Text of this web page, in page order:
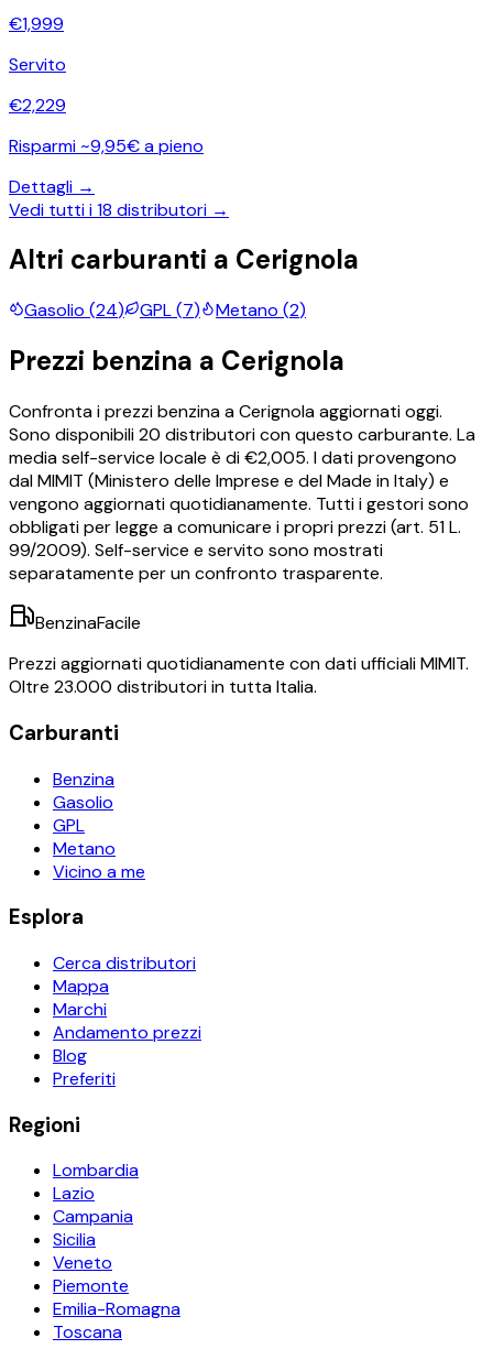
€1,999
Servito
€2,229
Risparmi ~9,95€ a pieno
Dettagli →
Vedi tutti i18 distributori →
Altri carburanti a Cerignola
Gasolio (24) GPL(7) Metano (2)
Prezzi benzina a Cerignola
Confronta i prezzibenzinaaCerignolaaggiornati oggi.
Sono disponibili20 distributori con questo carburante. La
media self-service locale è di €2,005. I dati provengono
dal MIMIT (Ministero delle Imprese e del Made in Italy) e
vengono aggiornati quotidianamente. Tutti i gestori sono
obbligati per legge a comunicare i propri prezzi (art. 51 L.
99/2009). Self-service e servito sono mostrati
separatamente per un confronto trasparente.
BenzinaFacile
Prezzi aggiornati quotidianamente con dati ufficiali MIMIT.
Oltre 23.000 distributori in tutta Italia.
Carburanti
Benzina
Gasolio
GPL
Metano
Vicino a me
Esplora
Cerca distributori
Mappa
Marchi
Andamento prezzi
Blog
Preferiti
Regioni
Lombardia
Lazio
Campania
Sicilia
Veneto
Piemonte
Emilia-Romagna
Toscana